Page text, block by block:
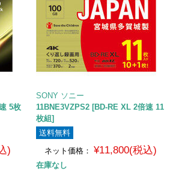
5枚
)
SONY ソニー
11BNE3VZPS2 [BD-RE XL 2倍速 11
枚組]
送料無料
ネット価格：
¥11,800(税込)
在庫なし